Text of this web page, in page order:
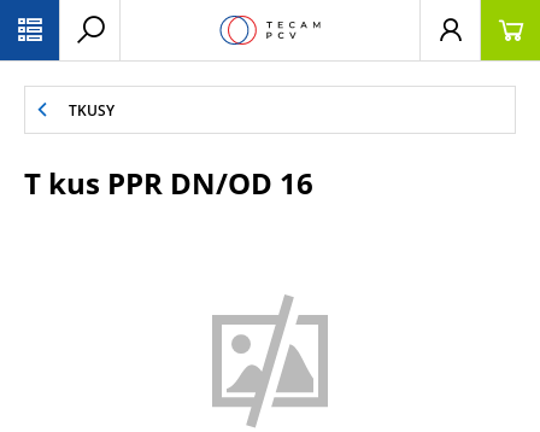
TKUSY
T kus PPR DN/OD 16